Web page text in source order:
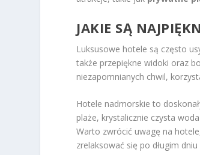
JAKIE SĄ
Luksusowe hotele są często
także przepiękne widoki oraz
niezapomnianych chwil,
Hotele nadmorskie to
plaże, krystalicznie czysta
Warto zwrócić uwagę na
zrelaksować się po długim